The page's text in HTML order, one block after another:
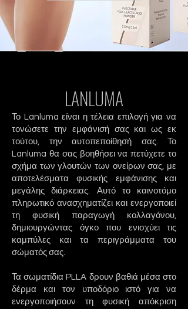
LANLUMA
Το Lanluma είναι η τέλεια επιλογή για να
τονώσετε την εμφάνισή σας και ως εκ
τούτου, την αυτοπεποίθησή σας. Το
Lanluma θα σας βοηθήσει να πετύχετε το
σχήμα των γλουτών των ονείρων σας, με
αποτελέσματα φυσικής εμφάνισης και
μεγάλης διάρκειας. Αυτό το καινοτόμο
πληρωτικό ανασχηματίζει και ενεργοποιεί
τη φυσική παραγωγή κολλαγόνου,
δημιουργώντας όγκο που ενισχύει τις
καμπύλες και τα περιγράμματα του
σώματός σας.
Τα σωματίδια PLLA δρουν βαθιά μέσα στο
δέρμα και τον υποδόριο ιστό για να
ενεργοποιήσουν τη φυσική απόκριση